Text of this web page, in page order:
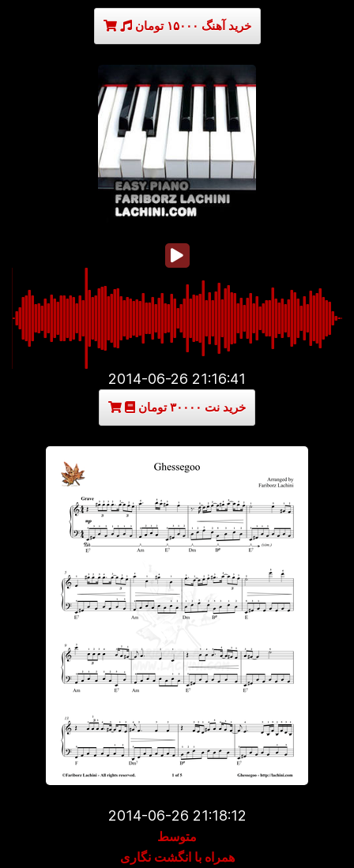
خرید آهنگ ۱۵۰۰۰ تومان
2014-06-26 21:16:41
خرید نت ۳۰۰۰۰ تومان
2014-06-26 21:18:12
متوسط
همراه با انگشت نگاری